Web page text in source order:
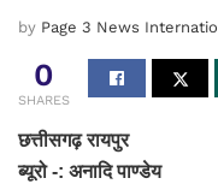
by Page 3 News
0
SHARES
छत्तीसगढ़ रायपुर
ब्यूरो -: अनादि पाण्डेय